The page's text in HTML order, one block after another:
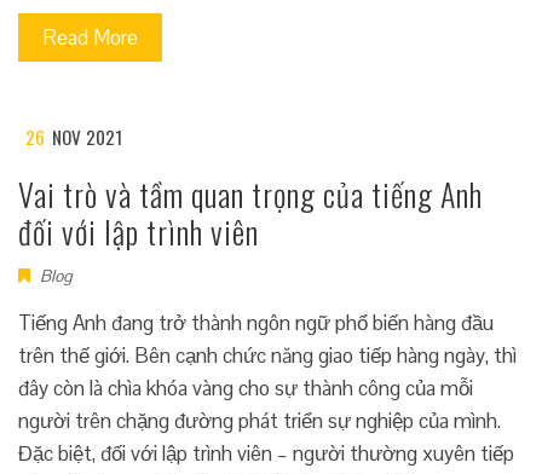
Read More
26 NOV 2021
Vai trò và tầm quan trọng của tiếng Anh
đối với lập trình viên
Blog
Tiếng Anh đang trở thành ngôn ngữ phổ biến hàng đầu
trên thế giới. Bên cạnh chức năng giao tiếp hàng ngày, thì
đây còn là chìa khóa vàng cho sự thành công của mỗi
người trên chặng đường phát triển sự nghiệp của mình.
Đặc biệt, đối với lập trình viên – người thường xuyên tiếp